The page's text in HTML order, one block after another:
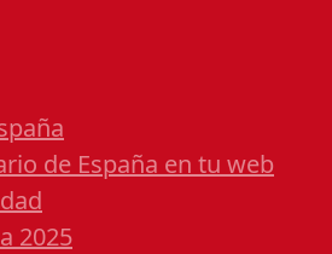
de España en tu web
2025